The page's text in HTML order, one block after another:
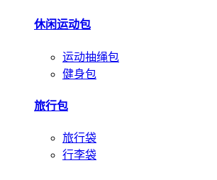
休闲运动包
运动抽绳包
健身包
旅行包
旅行袋
行李袋